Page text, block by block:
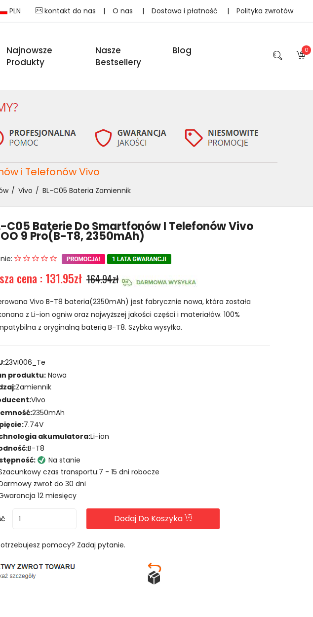
PLN kontakt do nas | O nas | Dostawa i płatność | Polityka zwrotów
Najnowsze
Produkty
Nasze
Bestsellery
Blog 0
i Telefonów Vivo
Vivo BL-C05 Bateria Zamiennik
C05 Baterie Do Smartfonów I Telefonów Vivo
9 Pro(B-T8, 2350mAh)
cena : 131.95zł 164.94zł
Vivo B-T8 bateria(2350mAh) jest fabrycznie nowa, która została
z Li-ion ogniw oraz najwyższej jakości części i materiałów. 100%
z oryginalną baterią B-T8. Szybka wysyłka.
23VI006_Te
produktu:Nowa
Zamiennik
Vivo
2350mAh
7.74V
akumulatora:Li-ion
B-T8
Na stanie
czas transportu:7 - 15 dni robocze
zwrot do 30 dni
12 miesięcy
Dodaj Do Koszyka
pomocy? Zadaj pytanie.